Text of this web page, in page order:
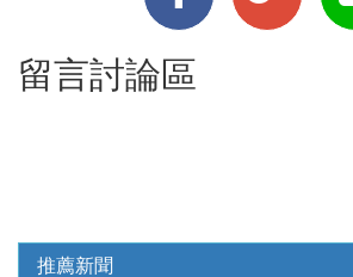
留言討論區
推薦新聞